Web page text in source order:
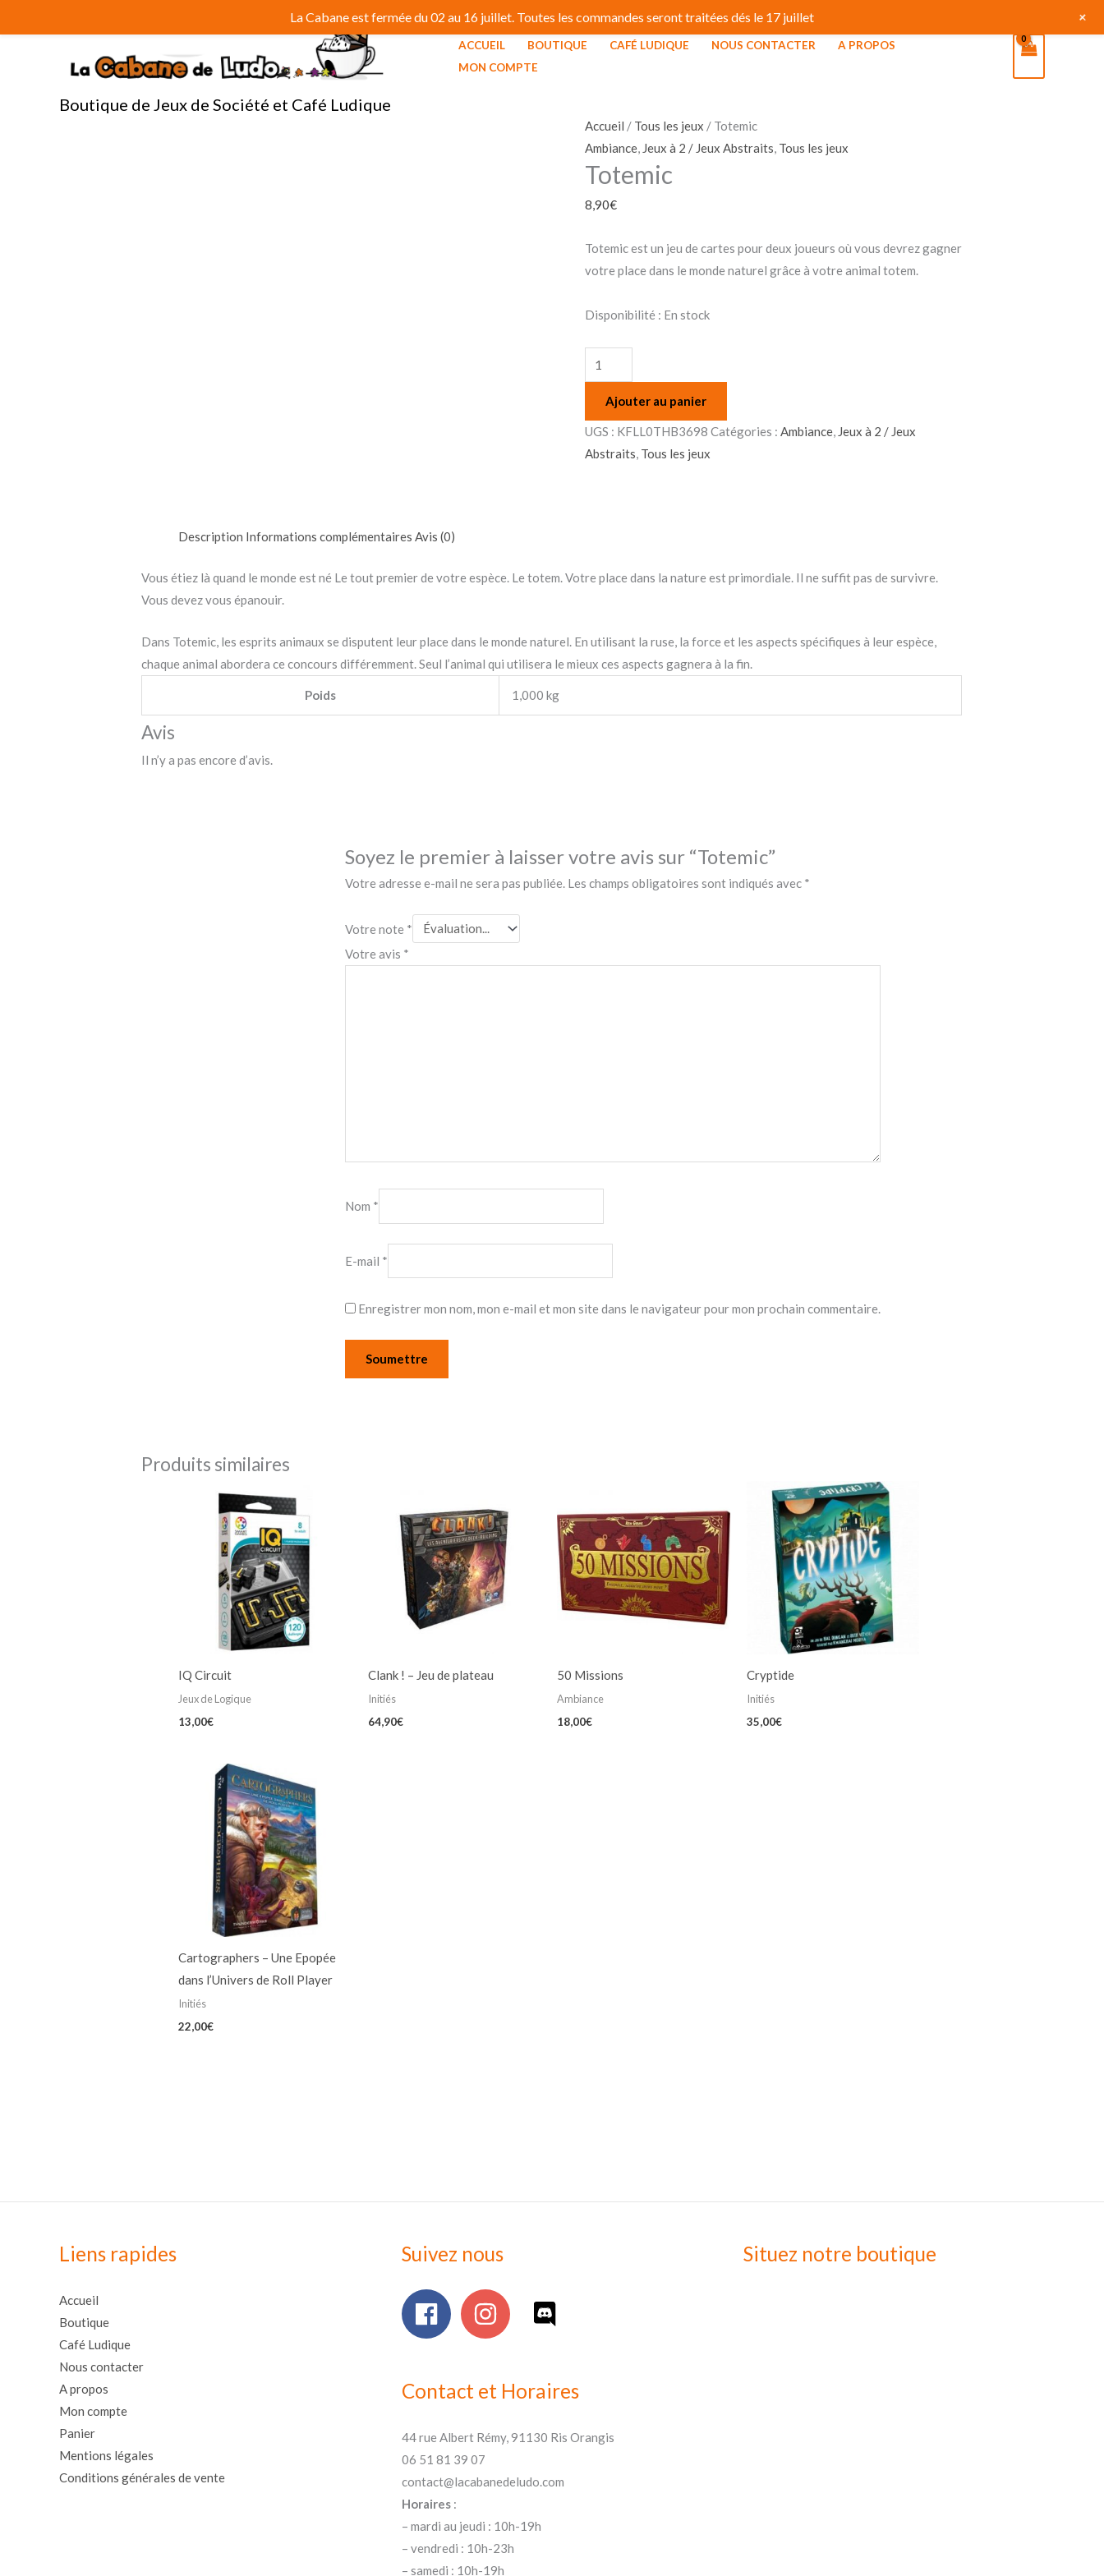
au
Boutique de Jeux de Société et Café Ludique
ACCUEIL BOUTIQUE CAFÉ LUDIQUE NOUS CONTACTER
A PROPOS
MON COMPTE
Accueil / Tous les jeux / Totemic
Ambiance, Jeux à 2 / Jeux Abstraits, Tous les jeux
Totemic
8,90€
Totemic est un jeu de cartes pour deux joueurs où vous devrez gagner
votre place dans le monde naturel grâce à votre animal totem.
Disponibilité : En stock
Ajouter au panier
UGS : KFLL0THB3698 Catégories : Ambiance, Jeux à 2 / Jeux
Abstraits, Tous les jeux
Description Informations complémentaires Avis (0)
Vous étiez là quand le monde est né Le tout premier de votre espèce. Le totem. Votre place dans la nature est primordiale. Il ne suffit pas de survivre.
Vous devez vous épanouir.
Dans Totemic, les esprits animaux se disputent leur place dans le monde naturel. En utilisant la ruse, la force et les aspects spécifiques à leur espèce,
chaque animal abordera ce concours différemment. Seul l’animal qui utilisera le mieux ces aspects gagnera à la fin.
Poids 1,000 kg
Avis
Il n’y a pas encore d’avis.
Soyez le premier à laisser votre avis sur “Totemic”
Votre adresse e-mail ne sera pas publiée. Les champs obligatoires sont indiqués avec *
Votre note *
Votre avis *
Nom *
E-mail *
Enregistrer mon nom, mon e-mail et mon site dans le navigateur pour mon prochain commentaire.
Produits similaires
IQ Circuit
Jeux de Logique
13,00€
Clank ! – Jeu de plateau
Initiés
64,90€
50 Missions
Ambiance
18,00€
Cryptide
Initiés
35,00€
Cartographers – Une Epopée
dans l’Univers de Roll Player
Initiés
22,00€
Liens rapides
Accueil
Boutique
Café Ludique
Nous contacter
A propos
Mon compte
Panier
Mentions légales
Conditions générales de vente
Suivez nous
Contact et Horaires
44 rue Albert Rémy, 91130 Ris Orangis
06 51 81 39 07
contact@lacabanedeludo.com
Horaires:
– mardi au jeudi : 10h-19h
– vendredi : 10h-23h
– samedi : 10h-19h
Situez notre boutique
La Cabane est fermée du 02 au 16 juillet. Toutes les commandes seront traitées dés le 17 juillet +